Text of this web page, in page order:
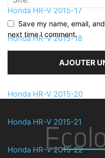
Honda HR-V 2015-17
Honda HR-V 2015-18
Honda HR-V 2015-19
Honda HR-V 2015-20
Honda HR-V 2015-21
Honda HR-V 2015-22
Save my name, email,
next time I comment.